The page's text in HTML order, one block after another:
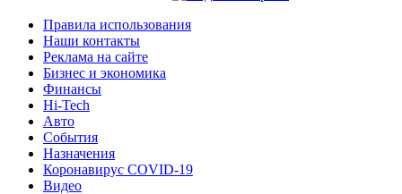
Правила использования
Наши контакты
Реклама на сайте
Бизнес и экономика
Финансы
Hi-Tech
Авто
События
Назначения
Коронавирус COVID-19
Видео